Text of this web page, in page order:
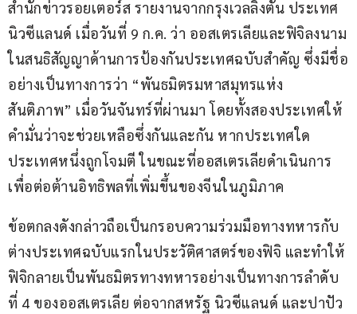
สำนักข่าวรอยเตอร์ส รายงานจากกรุงเวลลิงตัน ประเทศ
นิวซีแลนด์ เมื่อวันที่ 9 ก.ค. ว่า ออสเตรเลียและฟิจิลงนาม
ในสนธิสัญญาด้านการป้องกันประเทศฉบับสำคัญ ซึ่งมีชื่อ
อย่างเป็นทางการว่า “พันธมิตรมหาสมุทรแห่ง
สันติภาพ” เมื่อวันจันทร์ที่ผ่านมา โดยทั้งสองประเทศให้
คำมั่นว่าจะช่วยเหลือซึ่งกันและกัน หากประเทศใด
ประเทศหนึ่งถูกโจมตี ในขณะที่ออสเตรเลียดำเนินการ
เพื่อต่อต้านอิทธิพลที่เพิ่มขึ้นของจีนในภูมิภาค
ข้อตกลงดังกล่าวถือเป็นกรอบความร่วมมือทางทหารกับ
ต่างประเทศฉบับแรกในประวัติศาสตร์ของฟิจิ และทำให้
ฟิจิกลายเป็นพันธมิตรทางทหารอย่างเป็นทางการลำดับ
ที่ 4 ของออสเตรเลีย ต่อจากสหรัฐ นิวซีแลนด์ และปาปัว